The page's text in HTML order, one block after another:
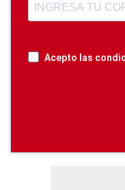
Acepto las